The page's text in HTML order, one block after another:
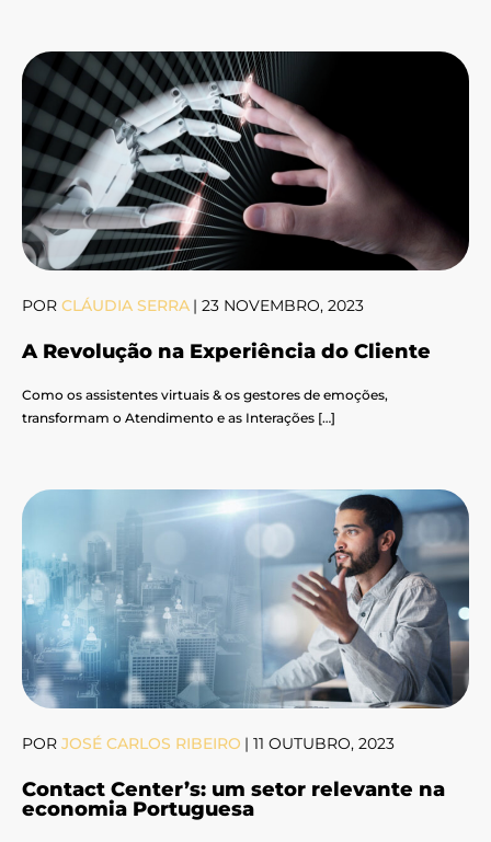
POR CLÁUDIA SERRA | 23 NOVEMBRO, 2023
A Revolução na Experiência do Cliente
Como os assistentes virtuais & os gestores de emoções,
transformam o Atendimento e as Interações […]
POR JOSÉ CARLOS RIBEIRO | 11 OUTUBRO, 2023
Contact Center’s: um setor relevante na
economia Portuguesa